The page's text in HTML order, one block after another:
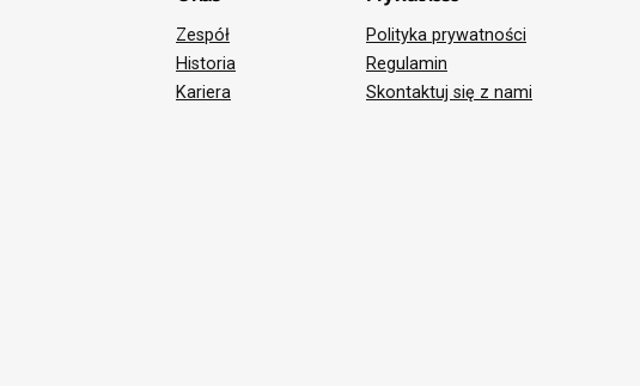
Zespół
Historia
Kariera
Polityka prywatności
Regulamin
Skontaktuj się z nami